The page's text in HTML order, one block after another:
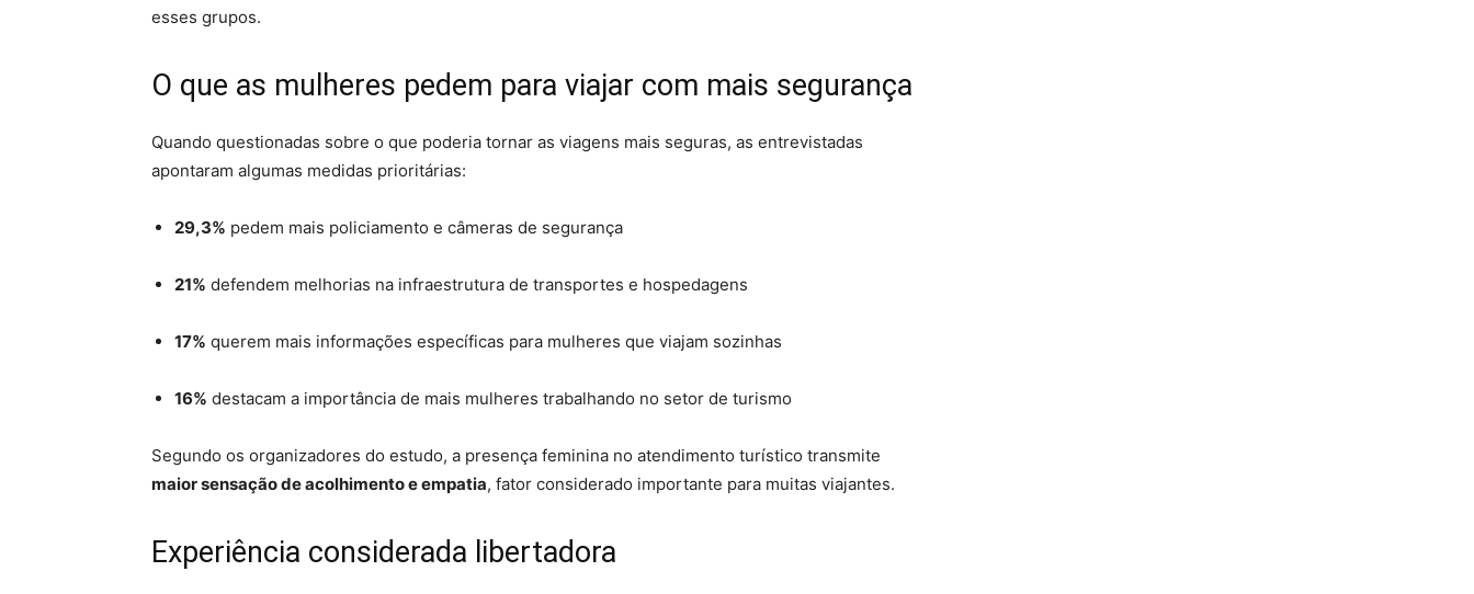
esses grupos.
O que as mulheres pedem para viajar com mais segurança
Quando questionadas sobre o que poderia tornar as viagens mais seguras, as entrevistadas
apontaram algumas medidas prioritárias:
29,3% pedem mais policiamento e câmeras de segurança
21% defendem melhorias na infraestrutura de transportes e hospedagens
17% querem mais informações específicas para mulheres que viajam sozinhas
16% destacam a importância de mais mulheres trabalhando no setor de turismo
Segundo os organizadores do estudo, a presença feminina no atendimento turístico transmite
maior sensação de acolhimento e empatia, fator considerado importante para muitas viajantes.
Experiência considerada libertadora